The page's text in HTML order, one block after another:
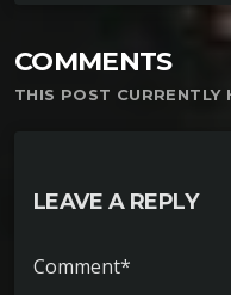
COMMENTS
THIS POST CURRENTLY
LEAVE A REPLY
Comment*